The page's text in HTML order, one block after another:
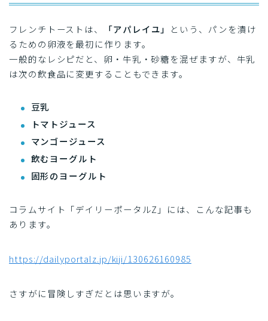
フレンチトーストは、 「アパレイユ」
という、パンを漬け
るための卵液を最初に作ります。
一般的なレシピだと、卵・牛乳・砂糖を混ぜますが、牛乳
は次の飲食品に変更することもできます。
豆乳
トマトジュース
マンゴージュース
飲むヨーグルト
固形のヨーグルト
コラムサイト「デイリーポータルZ」には、こんな記事も
あります。
https://dailyportalz.jp/kiji/130626160985
さすがに冒険しすぎだとは思いますが。